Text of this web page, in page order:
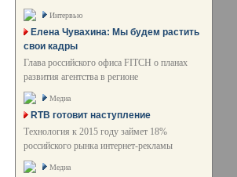
Интервью
Елена Чувахина: Мы будем растить
свои кадры
Глава российского офиса FITCH о планах
развития агентства в регионе
Медиа
RTB готовит наступление
Технология к 2015 году займет 18%
российского рынка интернет-рекламы
Медиа